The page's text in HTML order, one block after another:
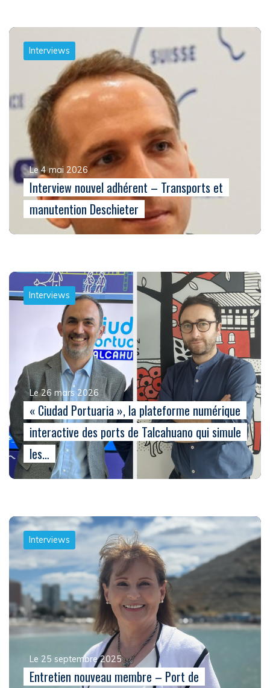
Interviews
Le 4 mai 2026
Interview nouvel adhérent – Transports et
manutention Deschieter
Interviews
Le 26 mars 2026
« Ciudad Portuaria », la plateforme numérique
interactive des ports de Talcahuano qui simule
les…
Interviews
Le 25 septembre 2025
Entretien nouveau membre – Port de